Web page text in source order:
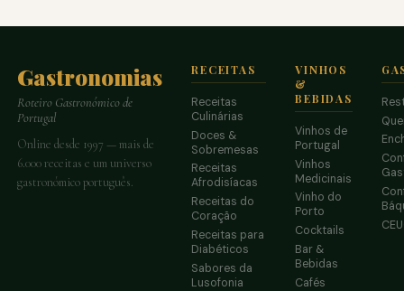
Gastronomias
Roteiro Gastronómico de
Portugal
Online desde 1997 — mais de
6.000 receitas e um universo
gastronómico português.
RECEITAS
Receitas
Culinárias
Doces &
Sobremesas
Receitas
Afrodisíacas
Receitas do
Coração
Receitas para
Diabéticos
Sabores da
Lusofonia
VINHOS
&
BEBIDAS
Vinhos de
Portugal
Vinhos
Medicinais
Vinho do
Porto
Cocktails
Bar &
Bebidas
Cafés